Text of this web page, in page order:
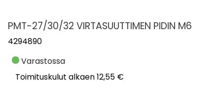
PMT-27/30/32 VIRTASUUTTIMEN PIDIN M6
4294890
Varastossa
Toimituskulut alkaen 12,55 €